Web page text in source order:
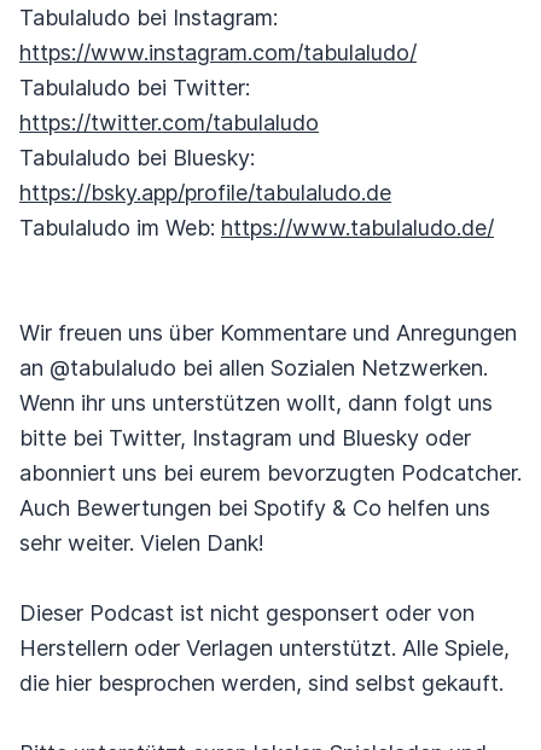
Tabulaludo bei Instagram:
https://www.instagram.com/tabulaludo/
Tabulaludo bei Twitter:
https://twitter.com/tabulaludo
Tabulaludo bei Bluesky:
https://bsky.app/profile/tabulaludo.de
Tabulaludo im Web: https://www.tabulaludo.de/
Wir freuen uns über Kommentare und Anregungen
an @tabulaludo bei allen Sozialen Netzwerken.
Wenn ihr uns unterstützen wollt, dann folgt uns
bitte bei Twitter, Instagram und Bluesky oder
abonniert uns bei eurem bevorzugten Podcatcher.
Auch Bewertungen bei Spotify & Co helfen uns
sehr weiter. Vielen Dank!
Dieser Podcast ist nicht gesponsert oder von
Herstellern oder Verlagen unterstützt. Alle Spiele,
die hier besprochen werden, sind selbst gekauft.